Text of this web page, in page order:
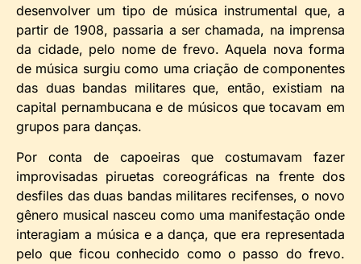
desenvolver um tipo de música instrumental que, a
partir de 1908, passaria a ser chamada, na imprensa
da cidade, pelo nome de frevo. Aquela nova forma
de música surgiu como uma criação de componentes
das duas bandas militares que, então, existiam na
capital pernambucana e de músicos que tocavam em
grupos para danças.
Por conta de capoeiras que costumavam fazer
improvisadas piruetas coreográficas na frente dos
desfiles das duas bandas militares recifenses, o novo
gênero musical nasceu como uma manifestação onde
interagiam a música e a dança, que era representada
pelo que ficou conhecido como o passo do frevo.